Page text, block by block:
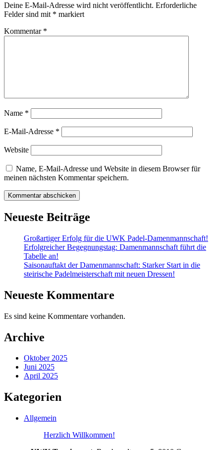
Deine E-Mail-Adresse wird nicht veröffentlicht. Erforderliche
Felder sind mit * markiert
Kommentar *
Name *
E-Mail-Adresse *
Website
Name, E-Mail-Adresse und Website in diesem Browser für
meinen nächsten Kommentar speichern.
Neueste Beiträge
Großartiger Erfolg für die UWK Padel-Damenmannschaft!
Erfolgreicher Begegnungstag: Damenmannschaft führt die
Tabelle an!
Saisonauftakt der Damenmannschaft: Starker Start in die
steirische Padelmeisterschaft mit neuen Dressen!
Neueste Kommentare
Es sind keine Kommentare vorhanden.
Archive
Oktober 2025
Juni 2025
April 2025
Kategorien
Allgemein
Herzlich Willkommen!